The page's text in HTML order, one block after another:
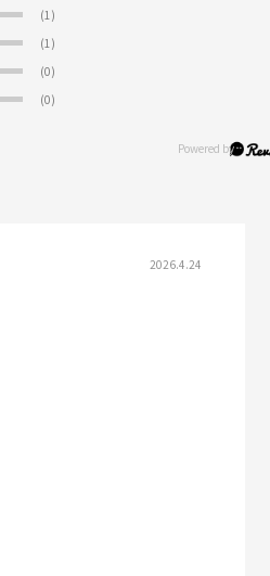
(1)
(1)
(0)
(0)
2026.4.24